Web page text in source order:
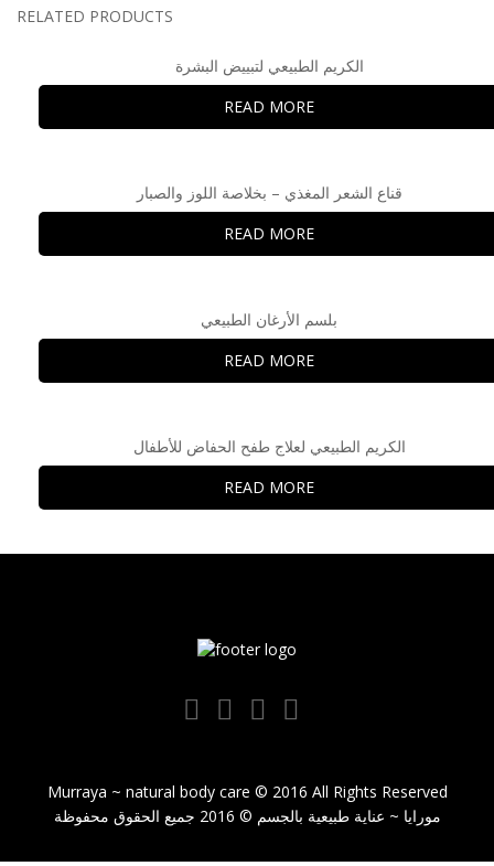
RELATED PRODUCTS
الكريم الطبيعي لتبييض البشرة
READ MORE
قناع الشعر المغذي – بخلاصة اللوز والصبار
READ MORE
بلسم الأرغان الطبيعي
READ MORE
الكريم الطبيعي لعلاج طفح الحفاض للأطفال
READ MORE
Murraya ~ natural body care © 2016 All Rights Reserved
مورايا ~ عناية طبيعية بالجسم © 2016 جميع الحقوق محفوظة